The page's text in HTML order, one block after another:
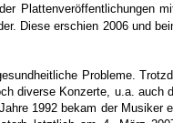
Plattenveröffentlichungen
Diese erschien 2006 und
Probleme.
diverse Konzerte, u.a. auch
1992 bekam der Musiker